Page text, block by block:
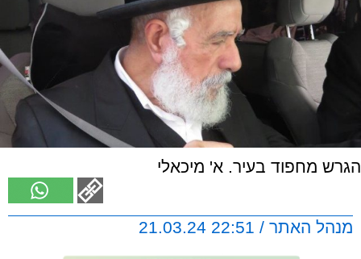
הגרש מחפוד בעיר. א' מיכאלי
מנהל האתר / 22:51 21.03.24